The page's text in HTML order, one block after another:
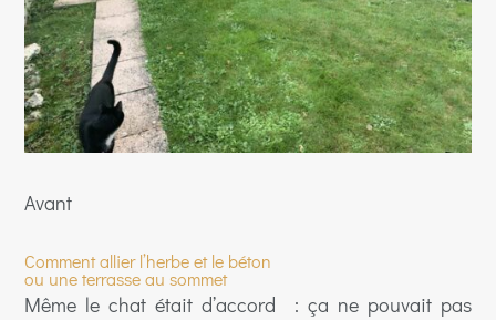
Avant
Comment allier l’herbe et le béton
ou une terrasse au sommet
Même le chat était d’accord : ça ne pouvait pas